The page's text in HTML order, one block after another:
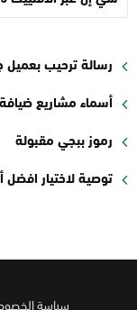
رسالة ترحيب بعميل
أسماء مشاريع ضيافة
رموز ببجي مقبولة
توصية لاختيار
سياسة